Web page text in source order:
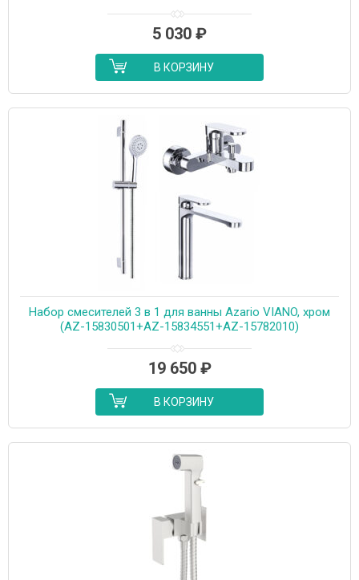
5 030 ₽
В КОРЗИНУ
Набор смесителей 3 в 1 для ванны Azario VIANO, хром
(AZ-15830501+AZ-15834551+AZ-15782010)
19 650 ₽
В КОРЗИНУ